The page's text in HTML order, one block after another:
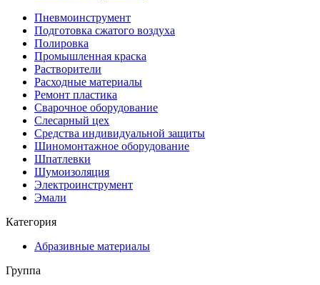
Пневмоинструмент
Подготовка сжатого воздуха
Полировка
Промышленная краска
Растворители
Расходные материалы
Ремонт пластика
Сварочное оборудование
Слесарный цех
Средства индивидуальной защиты
Шиномонтажное оборудование
Шпатлевки
Шумоизоляция
Электроинструмент
Эмали
Категория
Абразивные материалы
Группа